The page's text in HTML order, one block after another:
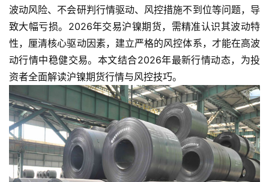
波动风险、不会研判行情驱动、风控措施不到位等问题，导
致大幅亏损。2026年交易沪镍期货，需精准认识其波动特
性，厘清核心驱动因素，建立严格的风控体系，才能在高波
动行情中稳健交易。本文结合2026年最新行情动态，为投
资者全面解读沪镍期货行情与风控技巧。